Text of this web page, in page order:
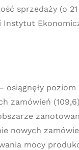
sprzedaży (o
zamówień
nowych
mocy